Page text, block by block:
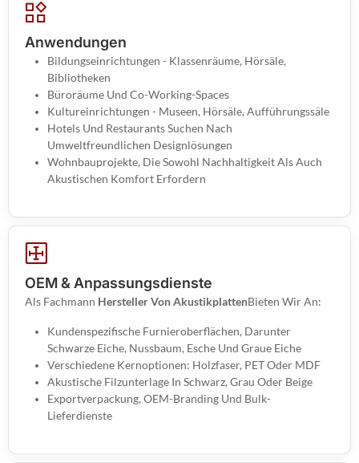
Anwendungen
Bildungseinrichtungen - Klassenräume, Hörsäle,
Bibliotheken
Büroräume Und Co-Working-Spaces
Kultureinrichtungen - Museen, Hörsäle, Aufführungssäle
Hotels Und Restaurants Suchen Nach
Umweltfreundlichen Designlösungen
Wohnbauprojekte, Die Sowohl Nachhaltigkeit Als Auch
Akustischen Komfort Erfordern
OEM & Anpassungsdienste
Als Fachmann Hersteller Von AkustikplattenBieten Wir An:
Kundenspezifische Furnieroberflächen, Darunter
Schwarze Eiche, Nussbaum, Esche Und Graue Eiche
Verschiedene Kernoptionen: Holzfaser, PET Oder MDF
Akustische Filzunterlage In Schwarz, Grau Oder Beige
Exportverpackung, OEM-Branding Und Bulk-
Lieferdienste